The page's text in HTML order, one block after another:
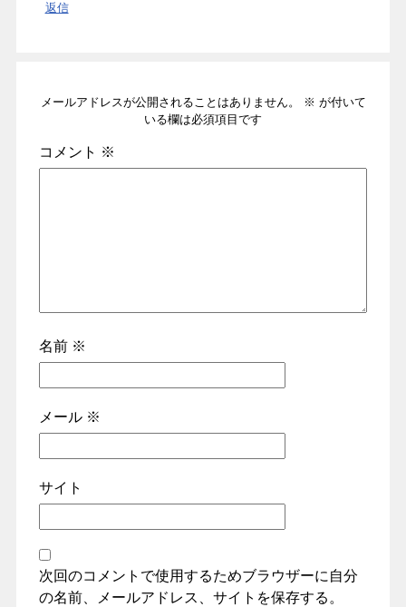
返信
メールアドレスが公開されることはありません。 ※ が付いて
いる欄は必須項目です
コメント ※
名前 ※
メール ※
サイト
次回のコメントで使用するためブラウザーに自分
の名前、メールアドレス、サイトを保存する。